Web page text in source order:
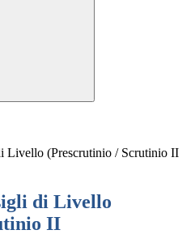
Livello (Prescrutinio / Scrutinio II
di Livello
II